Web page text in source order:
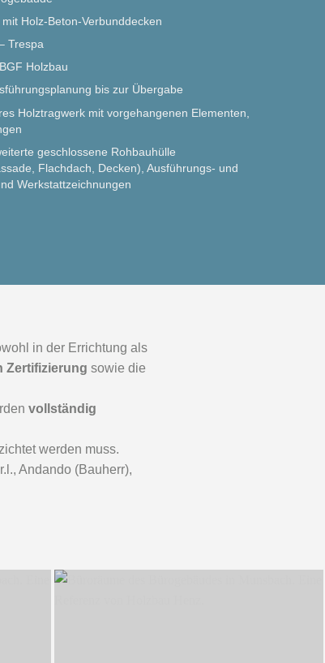
Holz-Beton-Verbunddecken
Trespa
Holzbau
bis zur Übergabe
Holztragwerk mit vorgehangenen Elementen,
geschlossene Rohbauhülle
Flachdach, Decken), Ausführungs- und
Werkstattzeichnungen
in der Errichtung als
Zertifizierung sowie die
vollständig
werden muss.
Andando (Bauherr),